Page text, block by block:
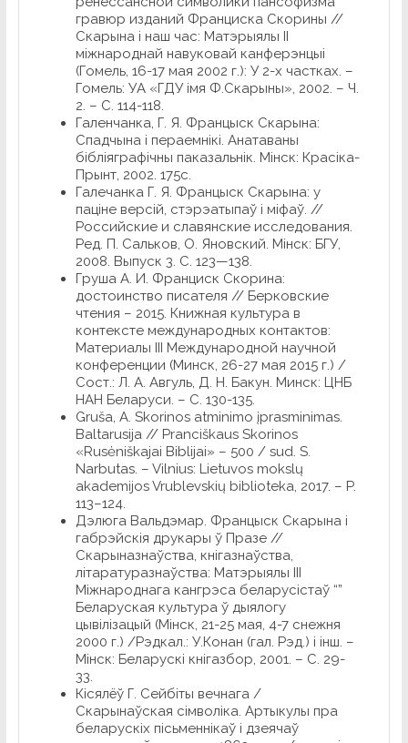
гравюр изданий Франциска Скорины //
Скарына і наш час: Матэрыялы ІІ
міжнароднай навуковай канферэнцыі
(Гомель, 16-17 мая 2002 г.): У 2-х частках. –
Гомель: УА «ГДУ імя Ф.Скарыны», 2002. – Ч.
2. – С. 114-118.
Галенчанка, Г. Я. Францыск Скарына:
Спадчына і пераемнікі. Анатаваны
бібліяграфічны паказальнік. Мінск: Красіка-
Прынт, 2002. 175с.
Галечанка Г. Я. Францыск Скарына: у
паціне версій, стэрэатыпаў і міфаў. //
Российские и славянские исследования.
Ред. П. Сальков, О. Яновский. Мінск: БГУ,
2008. Выпуск 3. С. 123—138.
Груша А. И. Франциск Скорина:
достоинство писателя // Берковские
чтения – 2015. Книжная культура в
контексте международных контактов:
Материалы III Международной научной
конференции (Минск, 26-27 мая 2015 г.) /
Сост.: Л. А. Авгуль, Д. Н. Бакун. Минск: ЦНБ
НАН Беларуси. – С. 130-135.
Gruša, A. Skorinos atminimo įprasminimas.
Baltarusija // Pranciškaus Skorinos
«Rusėniškajai Biblijai» – 500 / sud. S.
Narbutas. – Vilnius: Lietuvos mokslų
akademijos Vrublevskių biblioteka, 2017. – P.
113–124.
Дэлюга Вальдэмар. Францыск Скарына і
габрэйскія друкары ў Празе //
Скарыназнаўства, кнігазнаўства,
літаратуразнаўства: Матэрыялы ІІІ
Міжнароднага кангрэса беларусістаў “”
Беларуская культура ў дыялогу
цывілізацый (Мінск, 21-25 мая, 4-7 снежня
2000 г.) /Рэдкал.: У.Конан (гал. Рэд.) і інш. –
Мінск: Беларускі кнігазбор, 2001. – С. 29-
33.
Кісялёў Г. Сейбіты вечнага /
Скарынаўская сімволіка. Артыкулы пра
беларускіх пісьменнікаў і дзеячаў